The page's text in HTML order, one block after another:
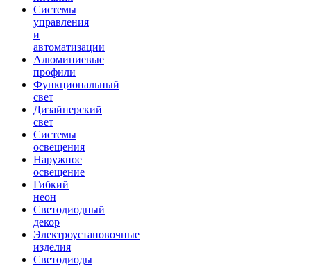
Системы
управления
и
автоматизации
Алюминиевые
профили
Функциональный
свет
Дизайнерский
свет
Системы
освещения
Наружное
освещение
Гибкий
неон
Светодиодный
декор
Электроустановочные
изделия
Светодиоды